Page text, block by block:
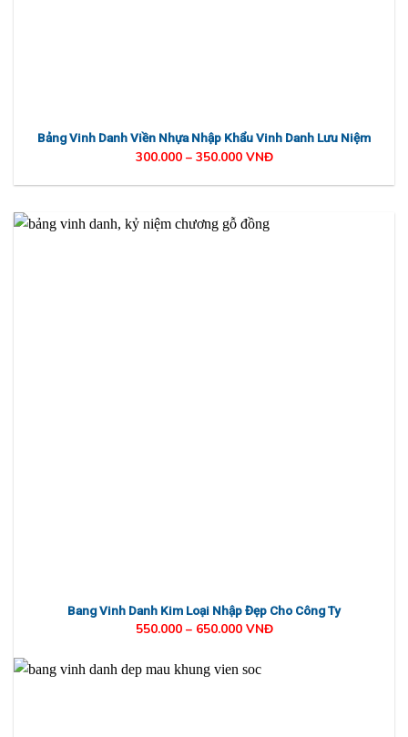
Bảng Vinh Danh Viền Nhựa Nhập Khẩu Vinh Danh Lưu Niệm
300.000 – 350.000 VNĐ
Bang Vinh Danh Kim Loại Nhập Đẹp Cho Công Ty
550.000 – 650.000 VNĐ